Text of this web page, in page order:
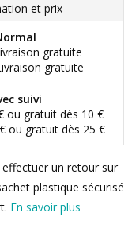
et prix
gratuite
gratuite
suivi
ou gratuit dès 10 €
ou gratuit dès 25 €
un retour sur
plastique sécurisé
En savoir plus